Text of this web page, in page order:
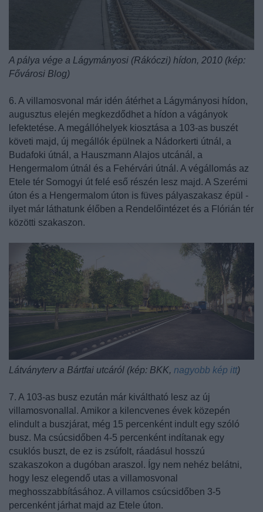
A pálya vége a Lágymányosi (Rákóczi) hídon, 2010 (kép:
Fővárosi Blog)
6. A villamosvonal már idén átérhet a Lágymányosi hídon,
augusztus elején megkezdődhet a hídon a vágányok
lefektetése. A megállóhelyek kiosztása a 103-as buszét
követi majd, új megállók épülnek a Nádorkerti útnál, a
Budafoki útnál, a Hauszmann Alajos utcánál, a
Hengermalom útnál és a Fehérvári útnál. A végállomás az
Etele tér Somogyi út felé eső részén lesz majd. A Szerémi
úton és a Hengermalom úton is füves pályaszakasz épül -
ilyet már láthatunk élőben a Rendelőintézet és a Flórián tér
közötti szakaszon.
Látványterv a Bártfai utcáról (kép: BKK, nagyobb kép itt)
7. A 103-as busz ezután már kiváltható lesz az új
villamosvonallal. Amikor a kilencvenes évek közepén
elindult a buszjárat, még 15 percenként indult egy szóló
busz. Ma csúcsidőben 4-5 percenként indítanak egy
csuklós buszt, de ez is zsúfolt, ráadásul hosszú
szakaszokon a dugóban araszol. Így nem nehéz belátni,
hogy lesz elegendő utas a villamosvonal
meghosszabbításához. A villamos csúcsidőben 3-5
percenként járhat majd az Etele úton.